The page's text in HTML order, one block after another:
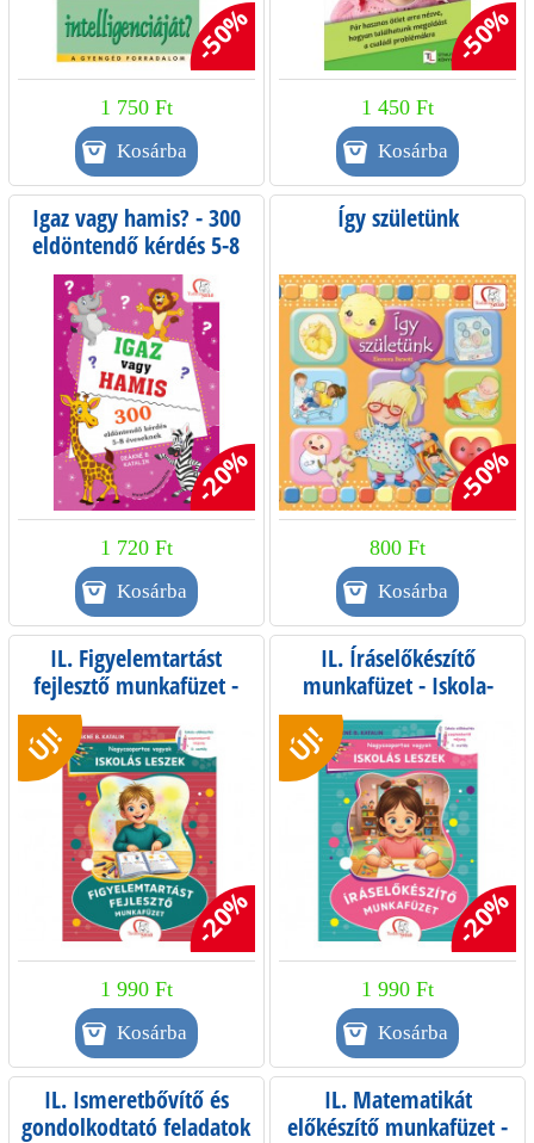
-50%
1 750 Ft
-50%
1 450 Ft
Igaz vagy hamis? - 300
eldöntendő kérdés 5-8
éveseknek
-20%
1 720 Ft
Így születünk
-50%
800 Ft
IL. Figyelemtartást
fejlesztő munkafüzet -
Iskola-előkészítés
szeptembertől májusig -
0. osztály
-20%
ÚJ!
1 990 Ft
IL. Íráselőkészítő
munkafüzet - Iskola-
előkészítés
szeptembertől májusig -
0. osztály
-20%
ÚJ!
1 990 Ft
IL. Ismeretbővítő és
gondolkodtató feladatok
IL. Matematikát
előkészítő munkafüzet -